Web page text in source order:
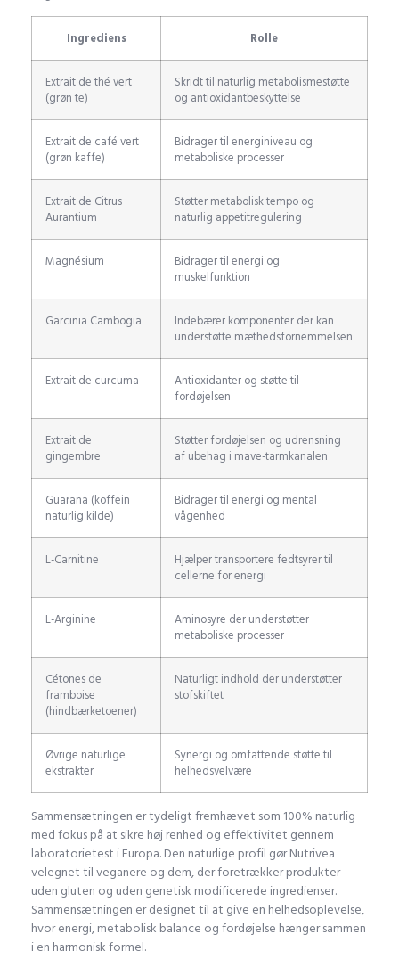
Ingrediens Rolle
Extrait de thé vert
(grøn te)
Skridt til naturlig metabolismestøtte
og antioxidantbeskyttelse
Extrait de café vert
(grøn kaffe)
Bidrager til energiniveau og
metaboliske processer
Extrait de Citrus
Aurantium
Støtter metabolisk tempo og
naturlig appetitregulering
Magnésium
Bidrager til energi og
muskelfunktion
Garcinia Cambogia
Indebærer komponenter der kan
understøtte mæthedsfornemmelsen
Extrait de curcuma
Antioxidanter og støtte til
fordøjelsen
Extrait de
gingembre
Støtter fordøjelsen og udrensning
af ubehag i mave-tarmkanalen
Guarana (koffein
naturlig kilde)
Bidrager til energi og mental
vågenhed
L-Carnitine
Hjælper transportere fedtsyrer til
cellerne for energi
L-Arginine
Aminosyre der understøtter
metaboliske processer
Cétones de
framboise
(hindbærketoener)
Naturligt indhold der understøtter
stofskiftet
Øvrige naturlige
ekstrakter
Synergi og omfattende støtte til
helhedsvelvære
Sammensætningen er tydeligt fremhævet som 100% naturlig
med fokus på at sikre høj renhed og effektivitet gennem
laboratorietest i Europa. Den naturlige profil gør Nutrivea
velegnet til veganere og dem, der foretrækker produkter
uden gluten og uden genetisk modificerede ingredienser.
Sammensætningen er designet til at give en helhedsoplevelse,
hvor energi, metabolisk balance og fordøjelse hænger sammen
i en harmonisk formel.